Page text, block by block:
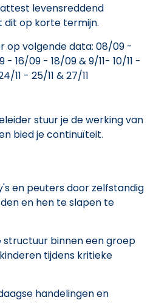
levensreddend
dit op korte termijn.
op volgende data: 08/09 -
16/09 - 18/09 & 9/11- 10/11 -
11 - 25/11 & 27/11
stuur je de werking van
bied je continuïteit.
en peuters door zelfstandig
en hen te slapen te
binnen een groep
tijdens kritieke
handelingen en